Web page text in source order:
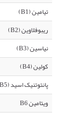
تیامین (B1)
ریبوفلاوین (B2)
نیاسین (B3)
کولین (B4)
پانتوتنیک اسید (B5)
ویتامین B6